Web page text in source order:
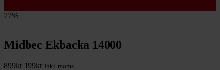
77%
Midbec Ekbacka 14000
899kr Det
199krDet
Inkl. moms